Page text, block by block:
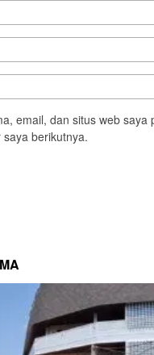
email, dan situs web saya
berikutnya.